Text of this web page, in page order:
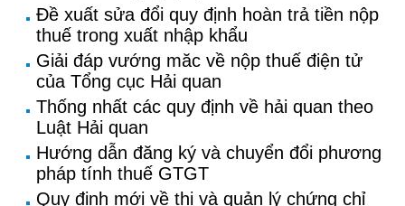
Đề xuất sửa đổi quy định hoàn trả tiền nộp
thuế trong xuất nhập khẩu
Giải đáp vướng măc về nộp thuế điện tử
của Tổng cục Hải quan
Thống nhất các quy định về hải quan theo
Luật Hải quan
Hướng dẫn đăng ký và chuyển đổi phương
pháp tính thuế GTGT
Quy định mới về thi và quản lý chứng chỉ